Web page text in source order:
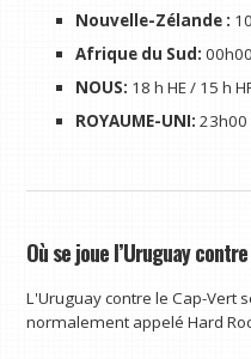
Nouvelle-Zélande :
Afrique du Sud:
NOUS: 18 h HE / 15 h
ROYAUME-UNI: 23h00
Où se joue l’Uruguay
L'Uruguay contre le Cap-Vert
normalement appelé Hard